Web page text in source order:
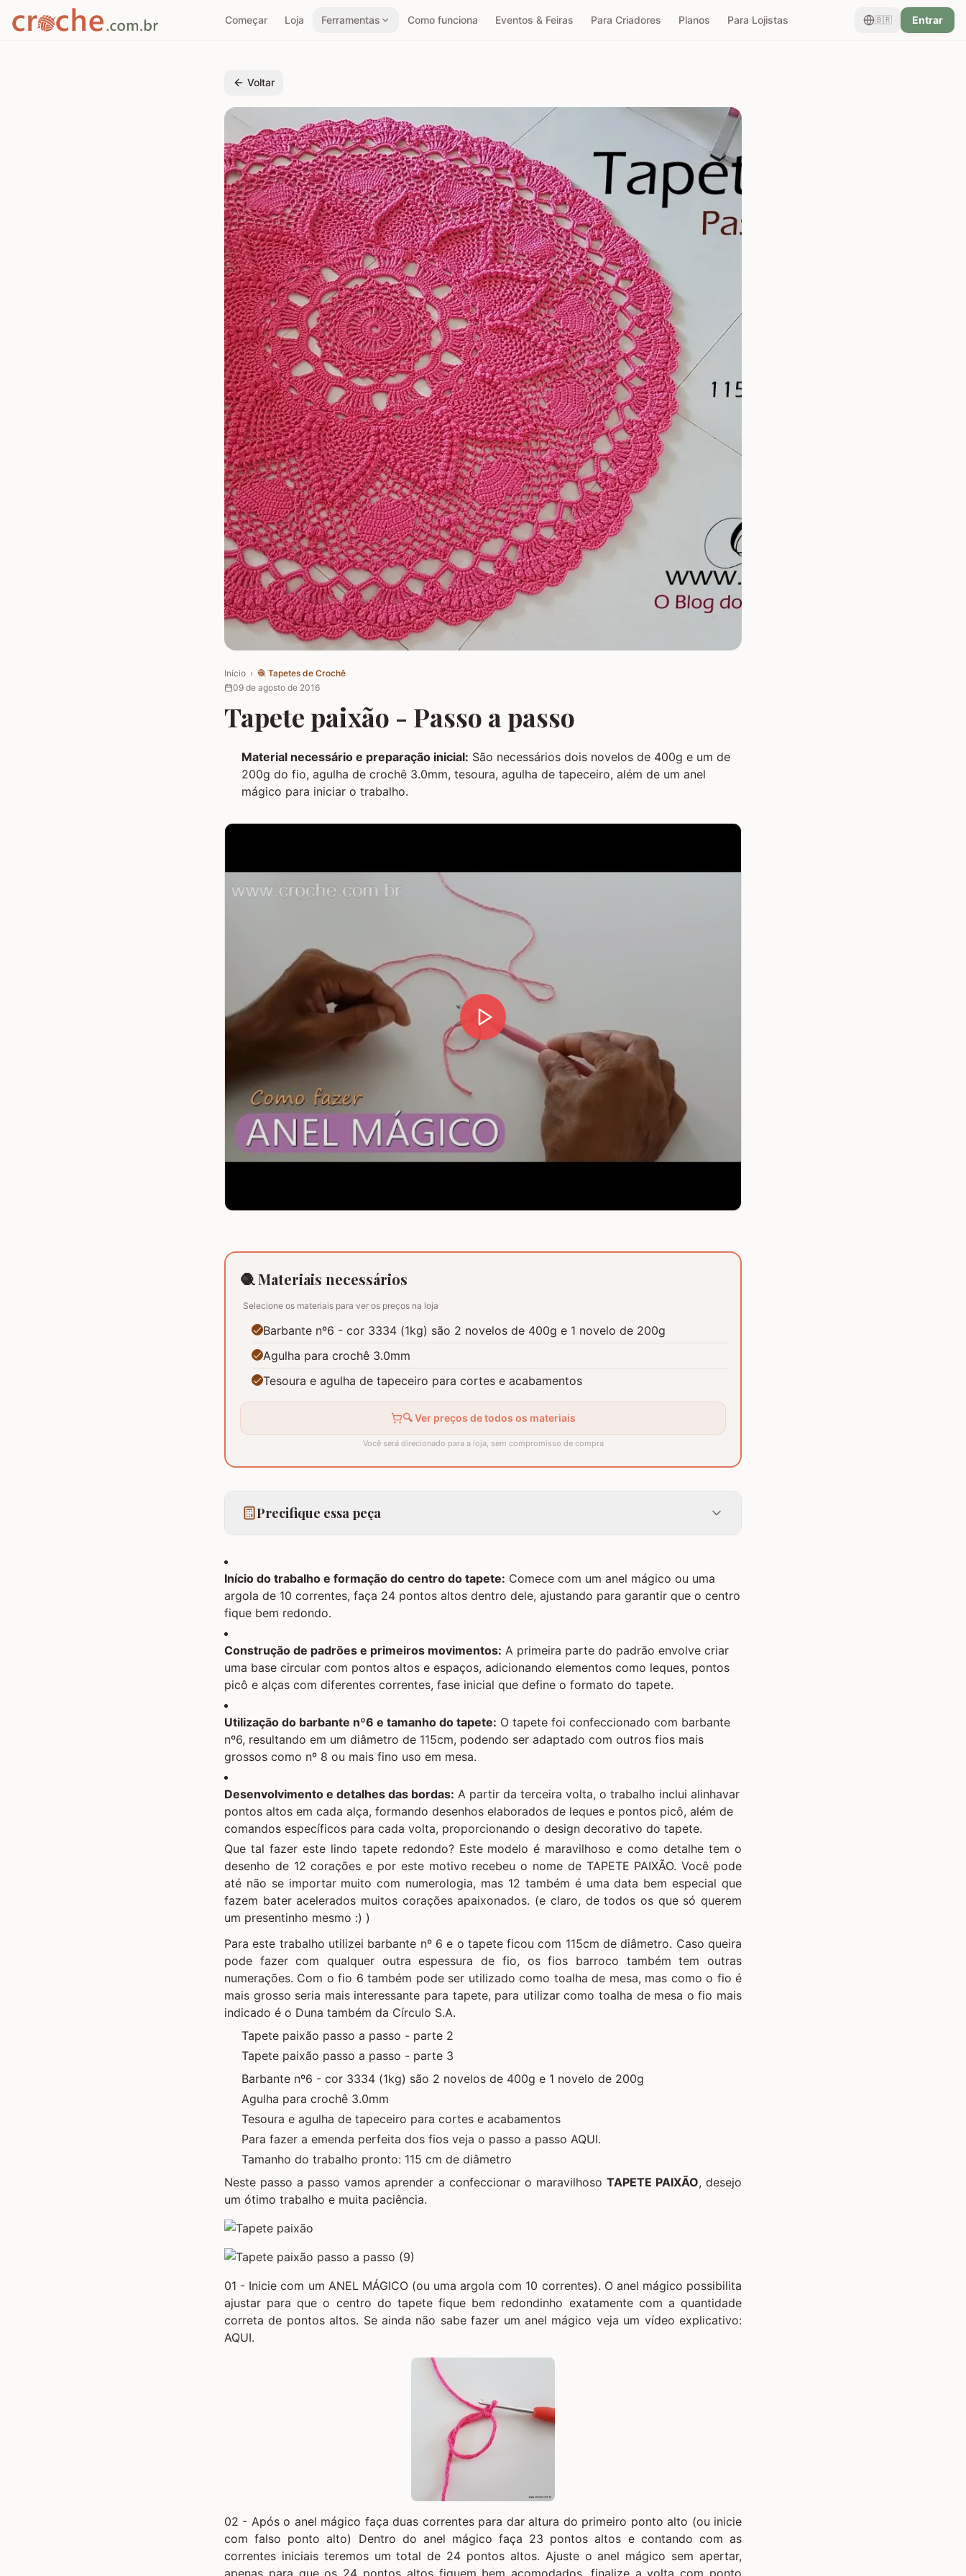
Começar Loja Ferramentas Como funciona Eventos & Feiras Para Criadores Planos Para Lojistas 🇧🇷 Entrar
Voltar
Início › 🧶 Tapetes de Crochê
09 de agosto de 2016
Tapete paixão - Passo a passo
Material necessário e preparação inicial: São necessários dois novelos de 400g e um de
200g do fio, agulha de crochê 3.0mm, tesoura, agulha de tapeceiro, além de um anel
mágico para iniciar o trabalho.
🧶 Materiais necessários
Selecione os materiais para ver os preços na loja
Barbante nº6 - cor 3334 (1kg) são 2 novelos de 400g e 1 novelo de 200g
Agulha para crochê 3.0mm
Tesoura e agulha de tapeceiro para cortes e acabamentos
🔍 Ver preços de todos os materiais
Você será direcionado para a loja, sem compromisso de compra
Precifique essa peça
Início do trabalho e formação do centro do tapete: Comece com um anel mágico ou uma
argola de 10 correntes, faça 24 pontos altos dentro dele, ajustando para garantir que o centro
fique bem redondo.
Construção de padrões e primeiros movimentos: A primeira parte do padrão envolve criar
uma base circular com pontos altos e espaços, adicionando elementos como leques, pontos
picô e alças com diferentes correntes, fase inicial que define o formato do tapete.
Utilização do barbante nº6 e tamanho do tapete: O tapete foi confeccionado com barbante
nº6, resultando em um diâmetro de 115cm, podendo ser adaptado com outros fios mais
grossos como nº 8 ou mais fino uso em mesa.
Desenvolvimento e detalhes das bordas: A partir da terceira volta, o trabalho inclui alinhavar
pontos altos em cada alça, formando desenhos elaborados de leques e pontos picô, além de
comandos específicos para cada volta, proporcionando o design decorativo do tapete.
Que tal fazer este lindo tapete redondo? Este modelo é maravilhoso e como detalhe tem o
desenho de 12 corações e por este motivo recebeu o nome de TAPETE PAIXÃO. Você pode
até não se importar muito com numerologia, mas 12 também é uma data bem especial que
fazem bater acelerados muitos corações apaixonados. (e claro, de todos os que só querem
um presentinho mesmo :) )
Para este trabalho utilizei barbante nº 6 e o tapete ficou com 115cm de diâmetro. Caso queira
pode fazer com qualquer outra espessura de fio, os fios barroco também tem outras
numerações. Com o fio 6 também pode ser utilizado como toalha de mesa, mas como o fio é
mais grosso seria mais interessante para tapete, para utilizar como toalha de mesa o fio mais
indicado é o Duna também da Círculo S.A.
Tapete paixão passo a passo - parte 2
Tapete paixão passo a passo - parte 3
Barbante nº6 - cor 3334 (1kg) são 2 novelos de 400g e 1 novelo de 200g
Agulha para crochê 3.0mm
Tesoura e agulha de tapeceiro para cortes e acabamentos
Para fazer a emenda perfeita dos fios veja o passo a passo AQUI.
Tamanho do trabalho pronto: 115 cm de diâmetro
Neste passo a passo vamos aprender a confeccionar o maravilhoso TAPETE PAIXÃO, desejo
um ótimo trabalho e muita paciência.
01 - Inicie com um ANEL MÁGICO(ou uma argola com 10 correntes). O anel mágico possibilita
ajustar para que o centro do tapete fique bem redondinho exatamente com a quantidade
correta de pontos altos. Se ainda não sabe fazer um anel mágico veja um vídeo explicativo:
AQUI.
02 - Após o anel mágico faça duas correntes para dar altura do primeiro ponto alto (ou inicie
comfalso ponto alto) Dentro do anel mágico faça 23 pontos altos e contando com as
correntes iniciais teremos um total de 24 pontos altos. Ajuste o anel mágico sem apertar,
apenas para que os 24 pontos altos fiquem bem acomodados, finalize a volta com ponto